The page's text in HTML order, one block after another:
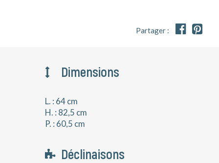
Partager :  
Dimensions
L. : 64 cm
H. : 82,5 cm
P. : 60,5 cm
Déclinaisons